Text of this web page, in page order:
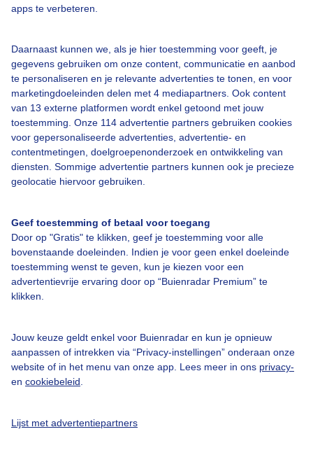
apps te verbeteren.
Daarnaast kunnen we, als je hier toestemming voor geeft, je
gegevens gebruiken om onze content, communicatie en aanbod
te personaliseren en je relevante advertenties te tonen, en voor
marketingdoeleinden delen met 4 mediapartners. Ook content
van 13 externe platformen wordt enkel getoond met jouw
toestemming. Onze 114 advertentie partners gebruiken cookies
voor gepersonaliseerde advertenties, advertentie- en
contentmetingen, doelgroepenonderzoek en ontwikkeling van
diensten. Sommige advertentie partners kunnen ook je precieze
geolocatie hiervoor gebruiken.
Geef toestemming of betaal voor toegang
Door op "Gratis" te klikken, geef je toestemming voor alle
bovenstaande doeleinden. Indien je voor geen enkel doeleinde
toestemming wenst te geven, kun je kiezen voor een
advertentievrije ervaring door op “Buienradar Premium” te
klikken.
Jouw keuze geldt enkel voor Buienradar en kun je opnieuw
aanpassen of intrekken via “Privacy-instellingen” onderaan onze
website of in het menu van onze app. Lees meer in ons privacy-
en cookiebeleid
Lijst met advertentiepartners
Over Buienradar
Bedrijfsgegevens
Veelgestelde vragen
Contact
Gebruikersvoorwaarden
Adverteren
Buienradar Team
Privacy beleid
Privacy instellingen
Gratis weerdata
Buienradar